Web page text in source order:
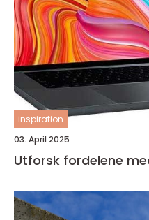
inspiration
03. April 2025
Utforsk fordelene